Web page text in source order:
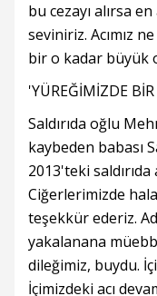
bu cezayı alırsa
seviniriz. Acımız
bir o kadar büyük
'YÜREĞİMİZDE
Saldırıda oğlu
kaybeden babası
2013'teki
Ciğerlerimizde
teşekkür ederiz.
yakalanana
dileğimiz, buydu.
İçimizdeki acı